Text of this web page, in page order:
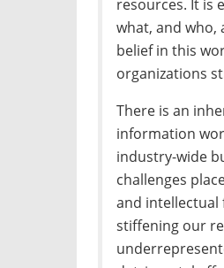
resources. It is
what, and who,
belief in this
organizations
There is an
information
industry-wide
challenges
and intellectual
stiffening our